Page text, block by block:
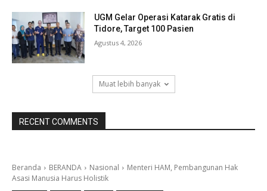
UGM Gelar Operasi Katarak Gratis di
Tidore, Target 100 Pasien
Agustus 4, 2026
Muat lebih banyak
RECENT COMMENTS